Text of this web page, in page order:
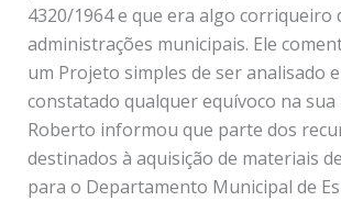
4320/1964 e que era algo corriqueiro
administrações municipais. Ele
um Projeto simples de ser analisado
constatado qualquer equívoco na sua
Roberto informou que parte dos
destinados à aquisição de materiais
para o Departamento Municipal de